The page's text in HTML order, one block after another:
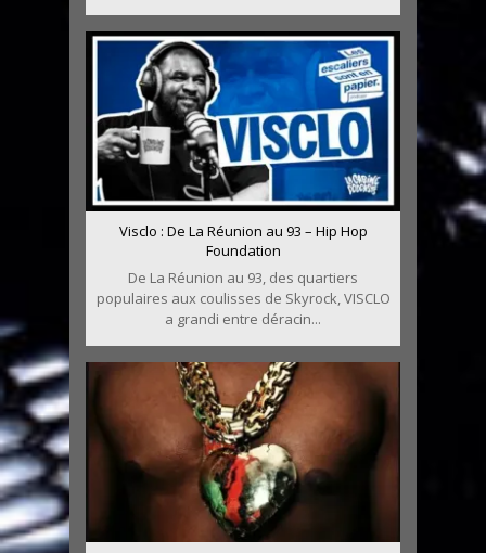
Visclo : De La Réunion au 93 – Hip Hop
Foundation
De La Réunion au 93, des quartiers
populaires aux coulisses de Skyrock, VISCLO
a grandi entre déracin...